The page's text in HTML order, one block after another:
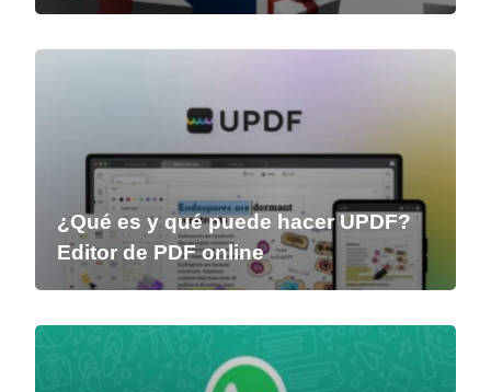
¿Qué es y qué puede hacer UPDF?
Editor de PDF online